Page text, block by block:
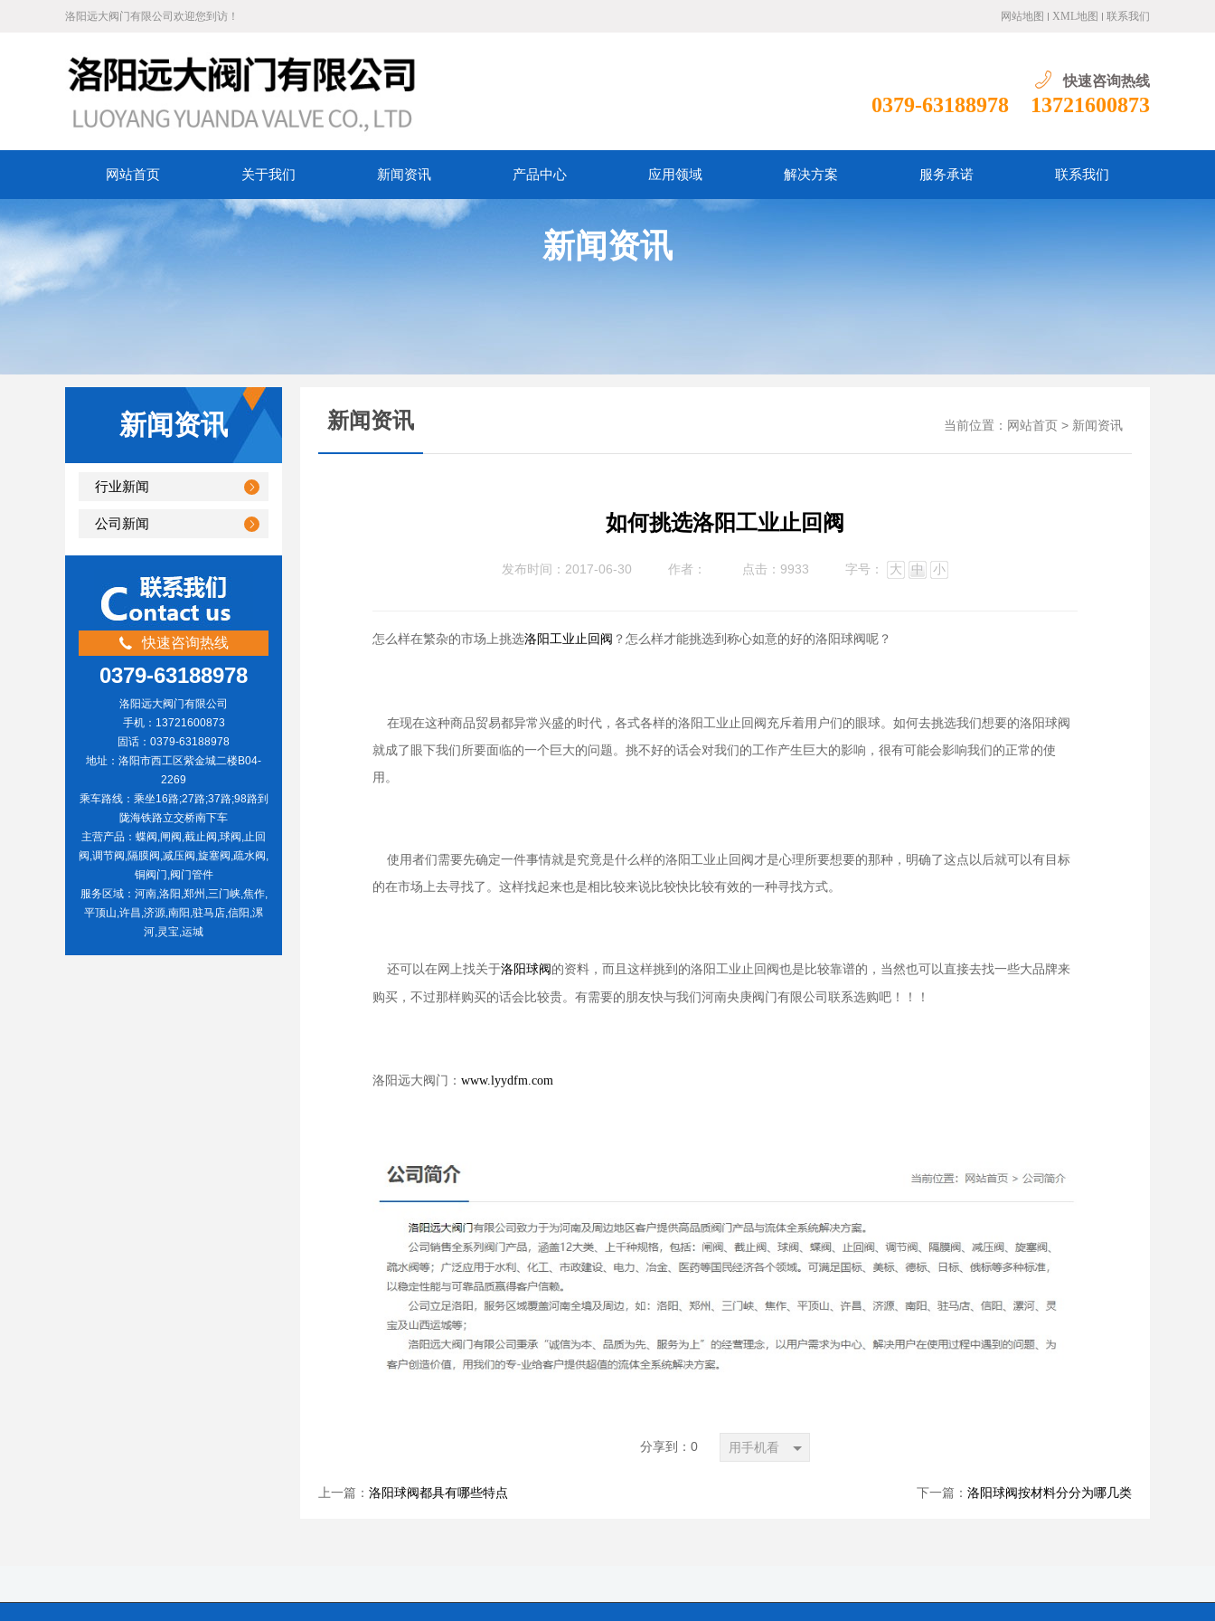
洛阳远大阀门有限公司欢迎您到访！ 网站地图 XML地图 联系我们
快速咨询热线
0379-63188978 13721600873
网站首页 关于我们 新闻资讯 产品中心 应用领域 解决方案 服务承诺 联系我们
新闻资讯
新闻资讯
行业新闻
公司新闻
快速咨询热线
0379-63188978
洛阳远大阀门有限公司
手机：13721600873
固话：0379-63188978
地址：洛阳市西工区紫金城二楼B04-
2269
乘车路线：乘坐16路;27路;37路;98路到
陇海铁路立交桥南下车
主营产品：蝶阀,闸阀,截止阀,球阀,止回
阀,调节阀,隔膜阀,减压阀,旋塞阀,疏水阀,
铜阀门,阀门管件
服务区域：河南,洛阳,郑州,三门峡,焦作,
平顶山,许昌,济源,南阳,驻马店,信阳,漯
河,灵宝,运城
新闻资讯 当前位置： 网站首页 > 新闻资讯
如何挑选洛阳工业止回阀
发布时间：2017-06-30 作者： 点击：9933 字号： 大 中 小
怎么样在繁杂的市场上挑选洛阳工业止回阀 ？怎么样才能挑选到称心如意的好的洛阳球阀呢？
在现在这种商品贸易都异常兴盛的时代，各式各样的洛阳工业止回阀充斥着用户们的眼球。如何去挑选我们想要的洛阳球阀
就成了眼下我们所要面临的一个巨大的问题。挑不好的话会对我们的工作产生巨大的影响，很有可能会影响我们的正常的使
用。
使用者们需要先确定一件事情就是究竟是什么样的洛阳工业止回阀才是心理所要想要的那种，明确了这点以后就可以有目标
的在市场上去寻找了。这样找起来也是相比较来说比较快比较有效的一种寻找方式。
还可以在网上找关于洛阳球阀 的资料，而且这样挑到的洛阳工业止回阀也是比较靠谱的，当然也可以直接去找一些大品牌来
购买，不过那样购买的话会比较贵。有需要的朋友快与我们河南央庚阀门有限公司联系选购吧！！！
洛阳远大阀门： www.lyydfm.com
分享到： 0 用手机看
上一篇： 洛阳球阀都具有哪些特点 下一篇： 洛阳球阀按材料分分为哪几类